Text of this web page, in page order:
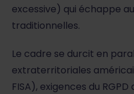
excessive) qui échappe
traditionnelles.
Le cadre se durcit en
extraterritoriales
FISA), exigences du